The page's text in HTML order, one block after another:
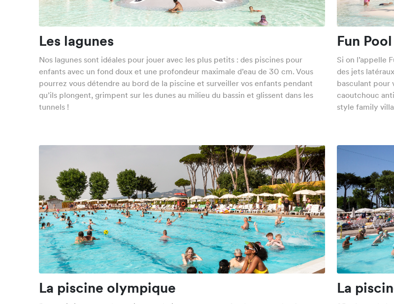
Les lagunes
Nos lagunes sont idéales pour jouer avec les plus petits : des piscines pour
enfants avec un fond doux et une profondeur maximale d’eau de 30 cm. Vous
pourrez vous détendre au bord de la piscine et surveiller vos enfants pendant
qu’ils plongent, grimpent sur les dunes au milieu du bassin et glissent dans les
tunnels !
Fun Pool
Si on l’appelle
des jets
basculant pour
caoutchouc
style family
La piscine olympique La